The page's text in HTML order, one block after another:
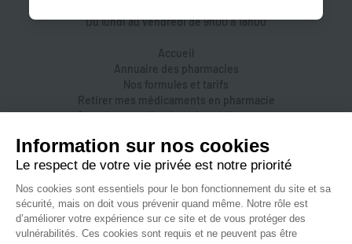
Du lundi au vendredi de 9h00 à 18h00
Accueil
Annuaire des pharmacies
Nos formules et tarifs
Retirer mes médicaments en pharmacie
Organiser une livraison de médicaments
Accès pharmaciens
Accès aidants
Aide et FAQ
Nous contacter
Accessibilité